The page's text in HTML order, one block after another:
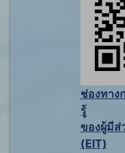
ช่องทาง
รู้
ของผู้มีส่
(EIT)